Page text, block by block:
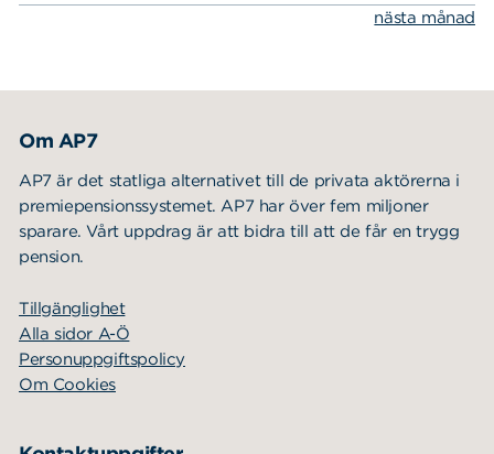
nästa månad
Om AP7
AP7 är det statliga alternativet till de privata aktörerna i
premiepensionssystemet. AP7 har över fem miljoner
sparare. Vårt uppdrag är att bidra till att de får en trygg
pension.
Tillgänglighet
Alla sidor A-Ö
Personuppgiftspolicy
Om Cookies